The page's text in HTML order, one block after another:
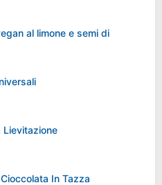
al limone e semi di
Lievitazione
In Tazza